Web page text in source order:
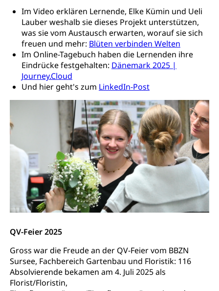
Im Video erklären Lernende, Elke Kümin und Ueli
Lauber weshalb sie dieses Projekt unterstützen,
was sie vom Austausch erwarten, worauf sie sich
freuen und mehr: Blüten verbinden Welten
Im Online-Tagebuch haben die Lernenden ihre
Eindrücke festgehalten: Dänemark 2025 |
Journey.Cloud
Und hier geht's zum LinkedIn-Post
QV-Feier 2025
Gross war die Freude an der QV-Feier vom BBZN
Sursee, Fachbereich Gartenbau und Floristik: 116
Absolvierende bekamen am 4. Juli 2025 als
Florist/Floristin,
Gesundheitsversorgung
(gruezi.lu.ch)
Krankenversicherung (WAS Luzern)
Existenzsicherung - Sozialhilfe
Soziales und Gesellschaft (Dienststelle)
Invalidenversicherung (WAS Luzern)
Soziale Sicherheit
Drogenabhängigkeit, Drogensucht,
Medikamentenabhängigkeit,
Arzneimittelabhängigkeit, Suchtkrankheit,
Drogenabhängige, Drogensüchtige,
Betäubungsmittel, Suchtmittel, Psychopharmaka
Fachstelle Sucht Region Luzern
Drogen (Polizei)
Sucht
Gesundheitsversorgung
Gesundheitsversorgung, Spital, Pflegeinitiative,
Ambulant vor stationär, AVOS, Patientendossier
Gesundheitsversorgung
Altersrente, Invalidenrente, Witwenrente,
Sozialversicherung, Vorsorgeeinrichtung,
Pensionskasse, erste Säule, zweite Säule, dritte
Säule, Hilflosenentschädigung,
Ergänzungsleistungen, Altersvorsorge,
Todesfallversicherung
Hilfslosenentschädigung (WAS Luzern)
Informationsstelle AHV/IV
Ergänzungsleistungen (EL) (WAS Luzern)
Behinderung
geistige Behinderung, psychische Behinderung,
Inklusion im Sport
Menschen mit Behinderungen
Kultur und Medien